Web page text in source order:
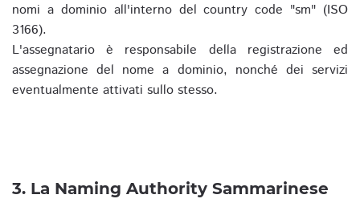
nomi a dominio all'interno del country code "sm" (ISO
3166).
L'assegnatario è responsabile della registrazione ed
assegnazione del nome a dominio, nonché dei servizi
eventualmente attivati sullo stesso.
3. La Naming Authority Sammarinese